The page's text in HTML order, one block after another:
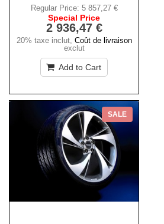
Regular Price: 5 857,27 €
Special Price
2 936,47 €
20% taxe inclut, Coût de livraison
exclut
Add to Cart
SALE